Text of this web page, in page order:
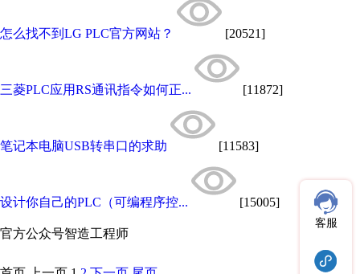
怎么找不到LG PLC官方网站？ [20521]
三菱PLC应用RS通讯指令如何正... [11872]
笔记本电脑USB转串口的求助 [11583]
设计你自己的PLC（可编程序控... [15005]
官方公众号智造工程师
客服